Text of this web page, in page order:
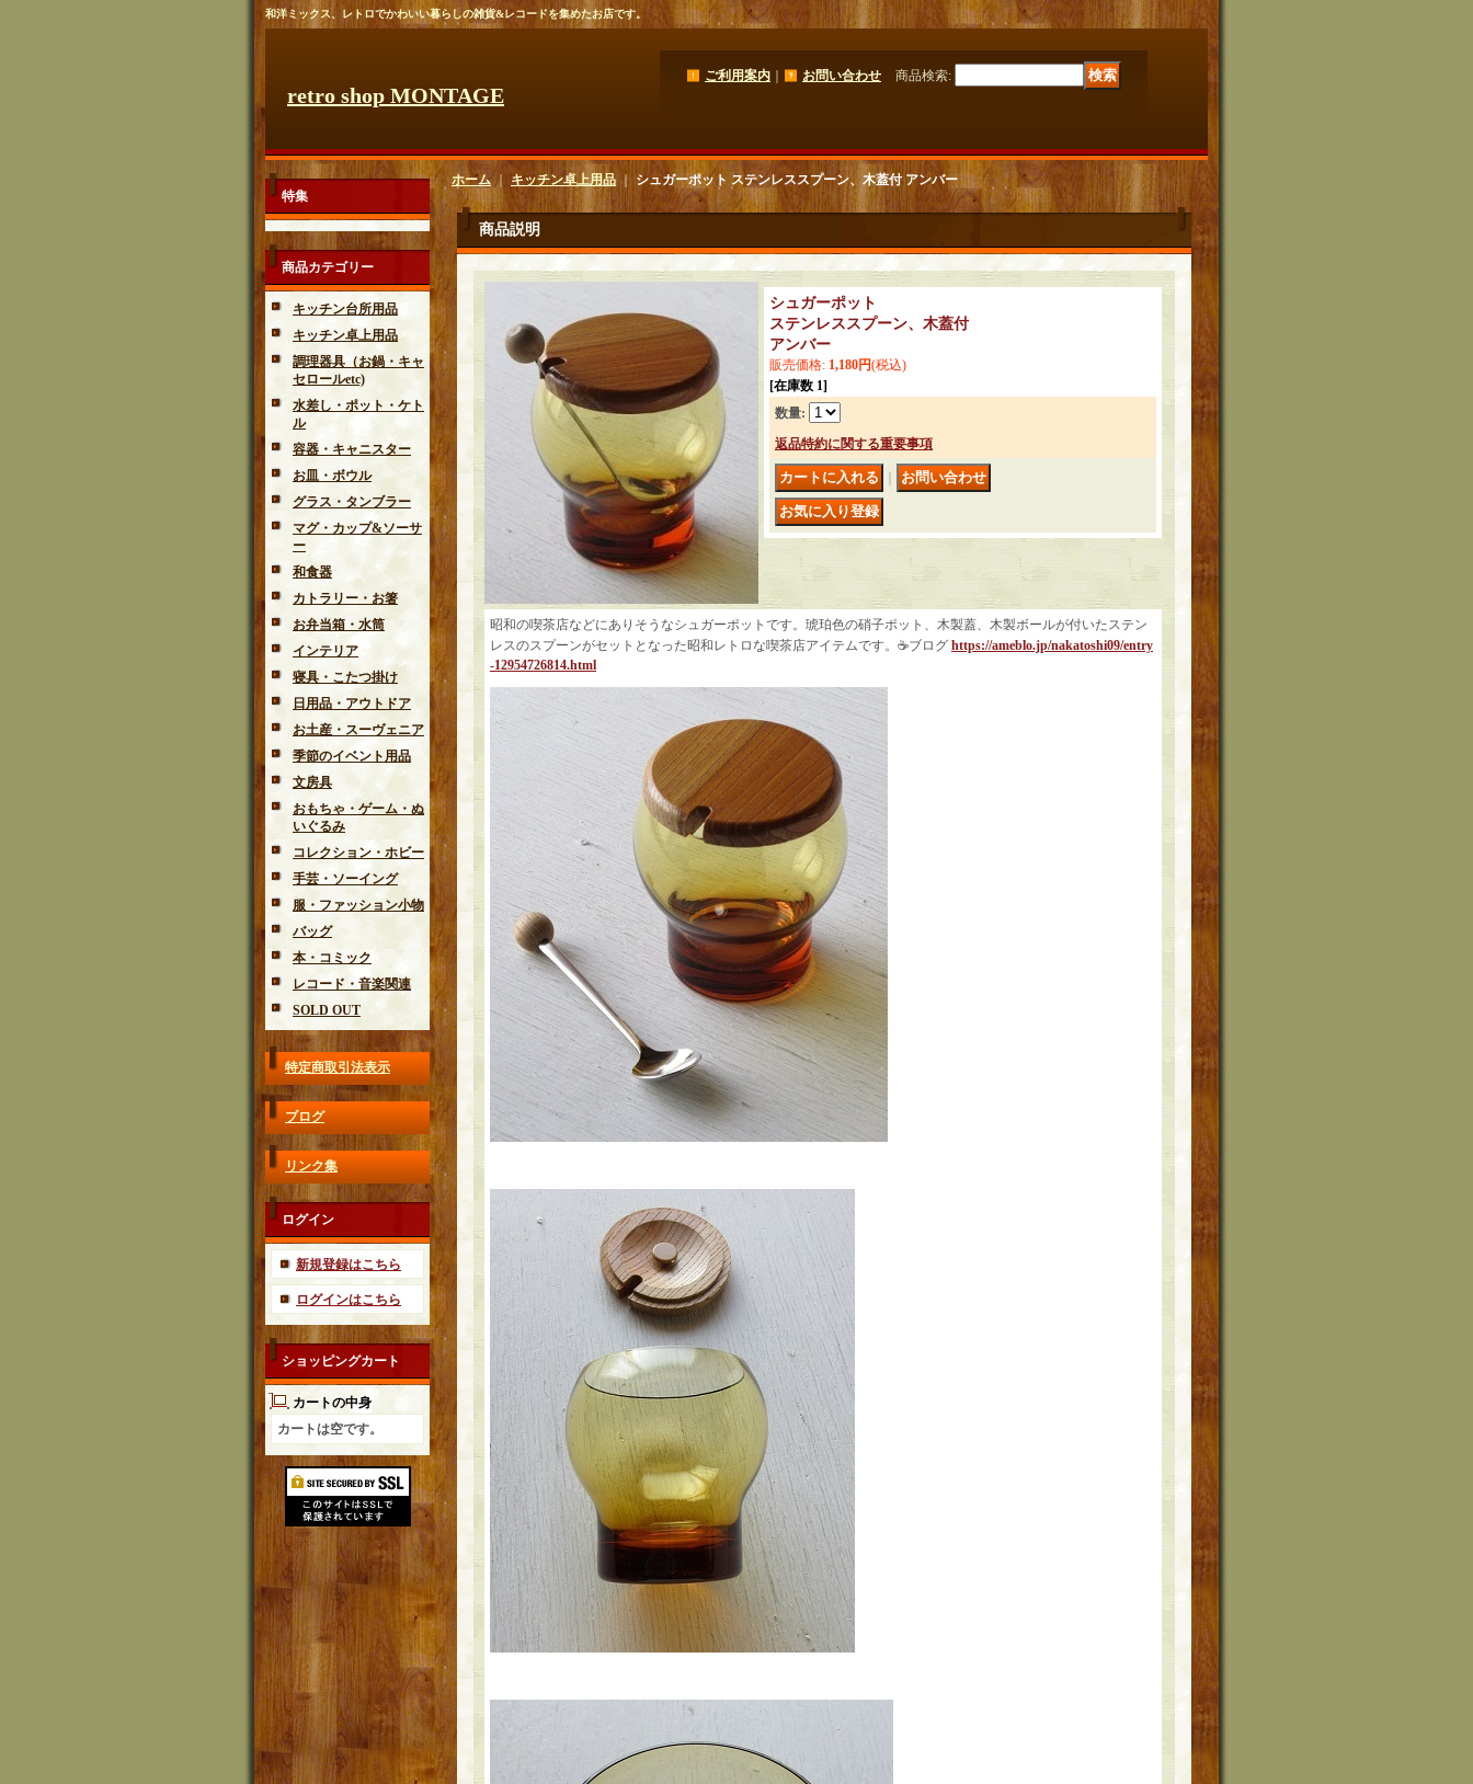
和洋ミックス、レトロでかわいい暮らしの雑貨&レコードを集めたお店です。
retro shop MONTAGE
ご利用案内 お問い合わせ 商品検索:
特集
商品カテゴリー
キッチン台所用品
キッチン卓上用品
調理器具（お鍋・キャ
セロールetc)
水差し・ポット・ケト
ル
容器・キャニスター
お皿・ボウル
グラス・タンブラー
マグ・カップ&ソーサ
ー
和食器
カトラリー・お箸
お弁当箱・水筒
インテリア
寝具・こたつ掛け
日用品・アウトドア
お土産・スーヴェニア
季節のイベント用品
文房具
おもちゃ・ゲーム・ぬ
いぐるみ
コレクション・ホビー
手芸・ソーイング
服・ファッション小物
バッグ
本・コミック
レコード・音楽関連
SOLD OUT
特定商取引法表示
ブログ
リンク集
ログイン
新規登録はこちら
ログインはこちら
ショッピングカート
カートの中身
カートは空です。
ホーム｜ キッチン卓上用品 ｜ シュガーポット ステンレススプーン、木蓋付 アンバー
商品説明
シュガーポット
ステンレススプーン、木蓋付
アンバー
販売価格: 1,180円(税込)
[在庫数 1]
数量:
返品特約に関する重要事項
昭和の喫茶店などにありそうなシュガーポットです。琥珀色の硝子ポット、木製蓋、木製ボールが付いたステン
レスのスプーンがセットとなった昭和レトロな喫茶店アイテムです。☕ブログ https://ameblo.jp/nakatoshi09/entry
-12954726814.html